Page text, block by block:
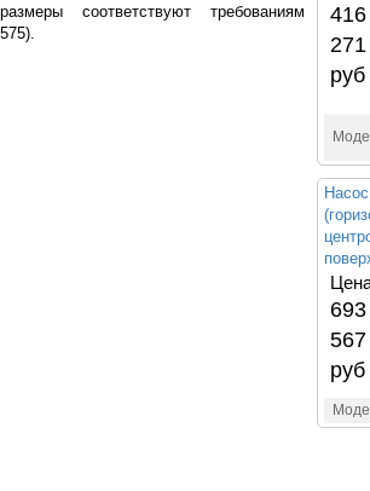
соответствуют требованиям
416
271
руб
693
567
руб